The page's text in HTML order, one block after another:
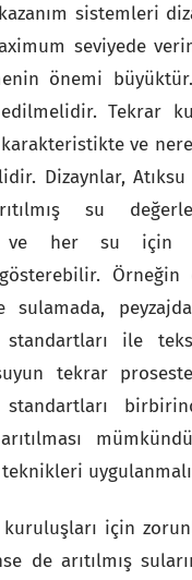
sistemleri
seviyede
önemi
Tekrar
ve
Dizaynlar,
su
ve her su için
sulamada,
ile
tekrar
kuruluşları için
de arıtılmış